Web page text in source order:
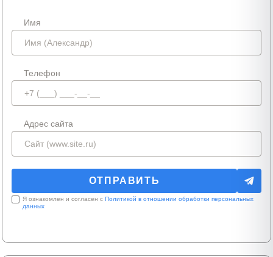
Имя
Телефон
Адрес сайта
Я ознакомлен и согласен с Политикой в отношении обработки персональных
данных